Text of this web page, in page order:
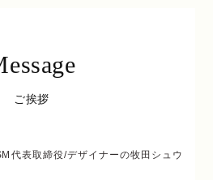
ご挨拶
代表取締役/デザイナーの牧田シュウ